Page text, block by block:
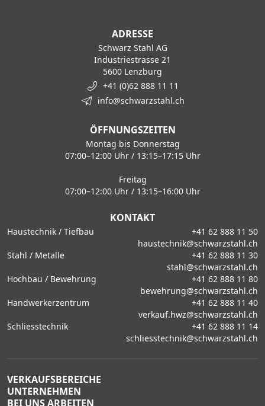
ADRESSE
Schwarz Stahl AG
Industriestrasse 21
5600 Lenzburg
+41 (0)62 888 11 11
info@schwarzstahl.ch
ÖFFNUNGSZEITEN
Montag bis Donnerstag
07:00–12:00 Uhr / 13:15–17:15 Uhr
Freitag
07:00–12:00 Uhr / 13:15–16:00 Uhr
KONTAKT
Haustechnik / Tiefbau
+41 62 888 11 50
haustechnik@schwarzstahl.ch
Stahl / Metalle
+41 62 888 11 30
stahl@schwarzstahl.ch
Hochbau / Bewehrung
+41 62 888 11 80
bewehrung@schwarzstahl.ch
Handwerkerzentrum
+41 62 888 11 40
verkauf.hwz@schwarzstahl.ch
Schliesstechnik
+41 62 888 11 14
schliesstechnik@schwarzstahl.ch
VERKAUFSBEREICHE
UNTERNEHMEN
BEI UNS ARBEITEN